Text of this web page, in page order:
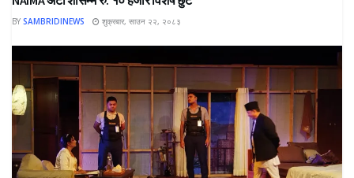
BY SAMBRIDINEWS शुक्रबार, साउन २२, २०८३